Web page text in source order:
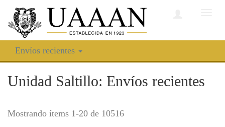
Envíos recientes
Unidad Saltillo: Envíos recientes
Mostrando ítems 1-20 de 10516